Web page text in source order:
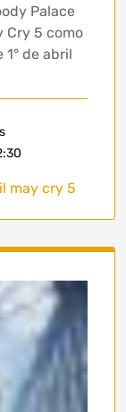
Palace
Cry 5 como
de abril
may cry 5